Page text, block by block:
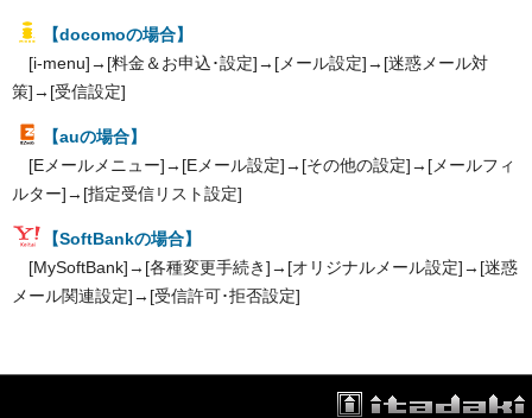
【docomoの場合】
[i-menu]→[料金＆お申込･設定]→[メール設定]→[迷惑メール対
策]→[受信設定]
【auの場合】
[Eメールメニュー]→[Eメール設定]→[その他の設定]→[メールフィ
ルター]→[指定受信リスト設定]
【SoftBankの場合】
[MySoftBank]→[各種変更手続き]→[オリジナルメール設定]→[迷惑
メール関連設定]→[受信許可･拒否設定]